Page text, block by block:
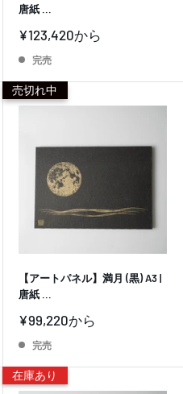
唐紙 ...
販
価
¥123,420から
完売
売切れ中
【アートパネル】満月 (黒) A3 |
唐紙 ...
販
価
¥99,220から
完売
在庫あり